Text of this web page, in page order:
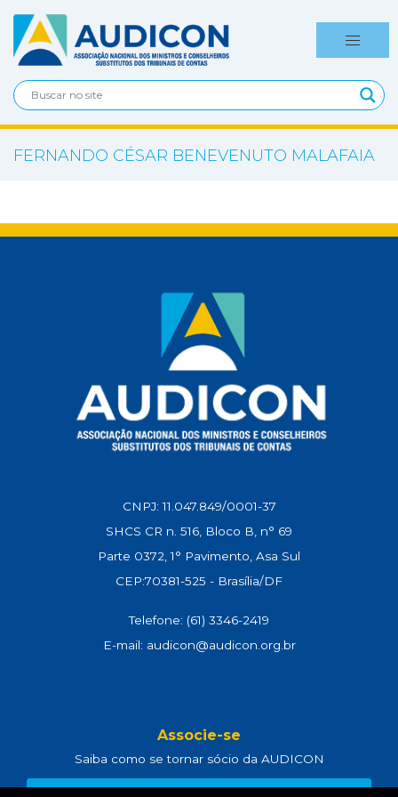
FERNANDO CÉSAR BENEVENUTO MALAFAIA
CNPJ: 11.047.849/0001-37
SHCS CR n. 516, Bloco B, n° 69
Parte 0372, 1° Pavimento, Asa Sul
CEP:70381-525 - Brasília/DF
Telefone: (61) 3346-2419
E-mail: audicon@audicon.org.br
Associe-se
Saiba como se tornar sócio da AUDICON